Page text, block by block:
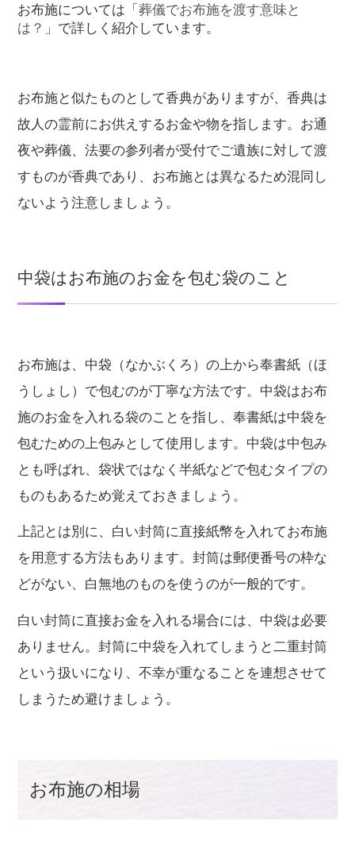
お布施については「葬儀でお布施を渡す意味と
は？ 」で詳しく紹介しています。
お布施と似たものとして香典がありますが、香典は
故人の霊前にお供えするお金や物を指します。お通
夜や葬儀、法要の参列者が受付でご遺族に対して渡
すものが香典であり、お布施とは異なるため混同し
ないよう注意しましょう。
中袋はお布施のお金を包む袋のこと
お布施は、中袋（なかぶくろ）の上から奉書紙（ほ
うしょし）で包むのが丁寧な方法です。中袋はお布
施のお金を入れる袋のことを指し、奉書紙は中袋を
包むための上包みとして使用します。中袋は中包み
とも呼ばれ、袋状ではなく半紙などで包むタイプの
ものもあるため覚えておきましょう。
上記とは別に、白い封筒に直接紙幣を入れてお布施
を用意する方法もあります。封筒は郵便番号の枠な
どがない、白無地のものを使うのが一般的です。
白い封筒に直接お金を入れる場合には、中袋は必要
ありません。封筒に中袋を入れてしまうと二重封筒
という扱いになり、不幸が重なることを連想させて
しまうため避けましょう。
お布施の相場